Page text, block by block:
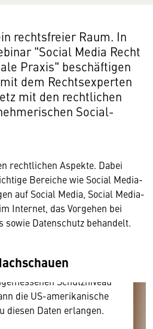
rechtsfreier Raum. In
"Social Media Recht
Praxis" beschäftigen
dem Rechtsexperten
mit den rechtlichen
Social-
rechtlichen Aspekte. Dabei
Bereiche wie Social Media-
auf Social Media, Social Media-
Internet, das Vorgehen bei
Datenschutz behandelt.
gerne einen externen
benötigen wir allerdings
Ihr Browser
Daten zu Geräten
keinem dem EU-
Schutzniveau
die US-amerikanische
diesen Daten erlangen.